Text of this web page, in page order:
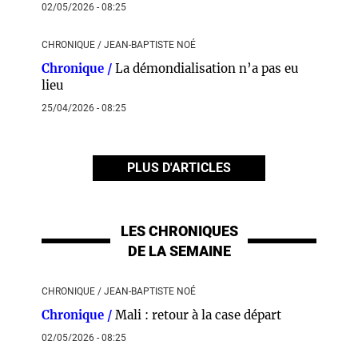
02/05/2026 - 08:25
CHRONIQUE / JEAN-BAPTISTE NOÉ
Chronique / La démondialisation n’a pas eu
lieu
25/04/2026 - 08:25
PLUS D'ARTICLES
LES CHRONIQUES
DE LA SEMAINE
CHRONIQUE / JEAN-BAPTISTE NOÉ
Chronique / Mali : retour à la case départ
02/05/2026 - 08:25